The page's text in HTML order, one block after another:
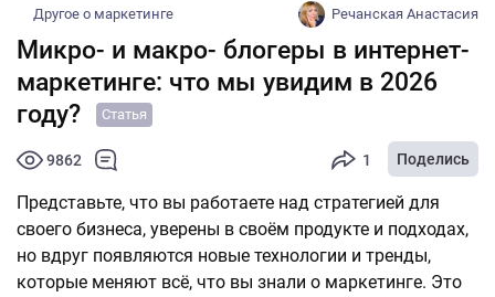
Другое о маркетинге Речанская Анастасия
Микро- и макро- блогеры в интернет-
маркетинге: что мы увидим в 2026
году?
Статья
9862 1 Поделись
Представьте, что вы работаете над стратегией для
своего бизнеса, уверены в своём продукте и подходах,
но вдруг появляются новые технологии и тренды,
которые меняют всё, что вы знали о маркетинге. Это